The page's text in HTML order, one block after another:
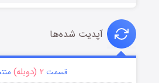
آپدیت شده‌ها
قسمت ۲ (دوبله)